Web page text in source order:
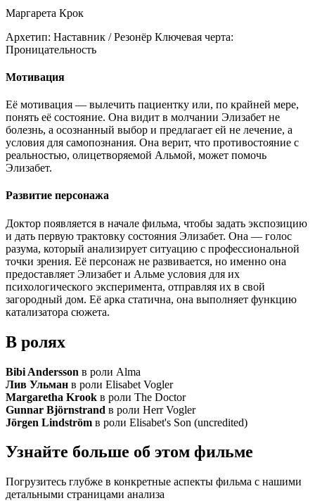
Маргарета Крок
Архетип: Наставник / Резонёр Ключевая черта:
Проницательность
Мотивация
Её мотивация — вылечить пациентку или, по крайней мере,
понять её состояние. Она видит в молчании Элизабет не
болезнь, а осознанный выбор и предлагает ей не лечение, а
условия для самопознания. Она верит, что противостояние с
реальностью, олицетворяемой Альмой, может помочь
Элизабет.
Развитие персонажа
Доктор появляется в начале фильма, чтобы задать экспозицию
и дать первую трактовку состояния Элизабет. Она — голос
разума, который анализирует ситуацию с профессиональной
точки зрения. Её персонаж не развивается, но именно она
предоставляет Элизабет и Альме условия для их
психологического эксперимента, отправляя их в свой
загородный дом. Её арка статична, она выполняет функцию
катализатора сюжета.
В ролях
Bibi Andersson в роли Alma
Лив Ульман в роли Elisabet Vogler
Margaretha Krook в роли The Doctor
Gunnar Björnstrand в роли Herr Vogler
Jörgen Lindström в роли Elisabet's Son (uncredited)
Узнайте больше об этом фильме
Погрузитесь глубже в конкретные аспекты фильма с нашими
детальными страницами анализа